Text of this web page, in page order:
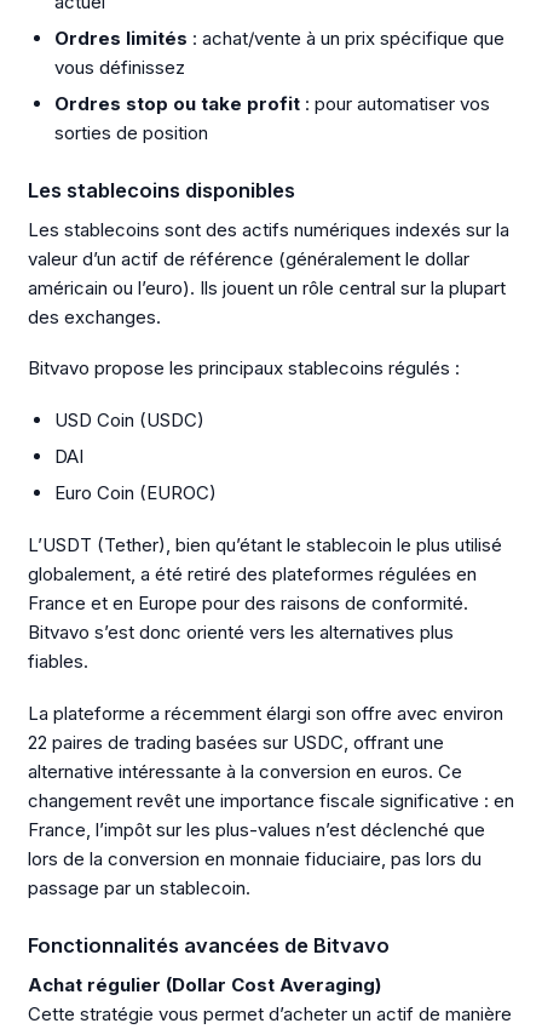
Ordres limités : achat/vente à un prix spécifique que
vous définissez
Ordres stop ou take profit : pour automatiser vos
sorties de position
Les stablecoins disponibles
Les stablecoins sont des actifs numériques indexés sur la
valeur d’un actif de référence (généralement le dollar
américain ou l’euro). Ils jouent un rôle central sur la plupart
des exchanges.
Bitvavo propose les principaux stablecoins régulés :
USD Coin (USDC)
DAI
Euro Coin (EUROC)
L’USDT (Tether), bien qu’étant le stablecoin le plus utilisé
globalement, a été retiré des plateformes régulées en
France et en Europe pour des raisons de conformité.
Bitvavo s’est donc orienté vers les alternatives plus
fiables.
La plateforme a récemment élargi son offre avec environ
22 paires de trading basées sur USDC, offrant une
alternative intéressante à la conversion en euros. Ce
changement revêt une importance fiscale significative : en
France, l’impôt sur les plus-values n’est déclenché que
lors de la conversion en monnaie fiduciaire, pas lors du
passage par un stablecoin.
Fonctionnalités avancées de Bitvavo
Achat régulier (Dollar Cost Averaging)
Cette stratégie vous permet d’acheter un actif de manière